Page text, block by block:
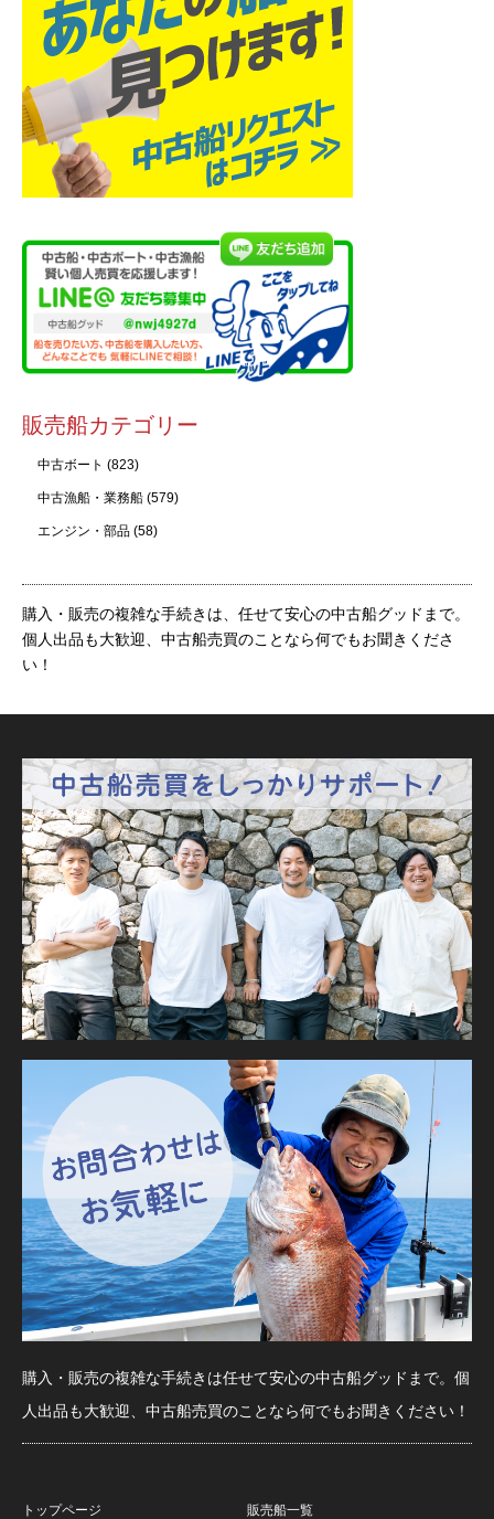
販売船カテゴリー
中古ボート (823)
中古漁船・業務船 (579)
エンジン・部品 (58)
購入・販売の複雑な手続きは、任せて安心の中古船グッドまで。
個人出品も大歓迎、中古船売買のことなら何でもお聞きくださ
い！
購入・販売の複雑な手続きは任せて安心の中古船グッドまで。個
人出品も大歓迎、中古船売買のことなら何でもお聞きください！
トップページ 販売船一覧